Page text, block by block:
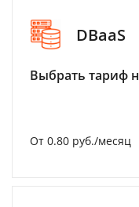
DBaaS
Выбрать тариф
От 0.80 руб./месяц